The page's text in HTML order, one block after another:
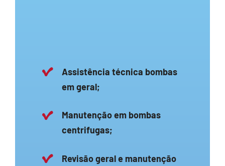
Assistência técnica bombas
em geral;
Manutenção em bombas
centrifugas;
Revisão geral e manutenção